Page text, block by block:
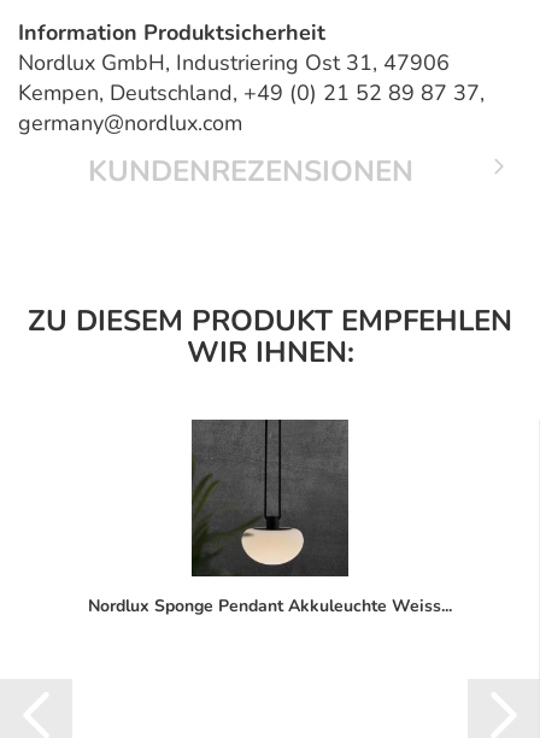
Information Produktsicherheit
Nordlux GmbH, Industriering Ost 31, 47906
Kempen, Deutschland, +49 (0) 21 52 89 87 37,
germany@nordlux.com
KUNDENREZENSIONEN
ZU DIESEM PRODUKT EMPFEHLEN
WIR IHNEN:
Nordlux Sponge Pendant Akkuleuchte Weiss...